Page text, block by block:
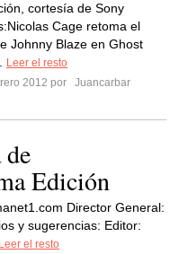
cortesía de Sony
Cage retoma el
Johnny Blaze en Ghost
Leer el resto
2012 por
Juancarbar
Edición
Director General:
y sugerencias: Editor:
Leer el resto